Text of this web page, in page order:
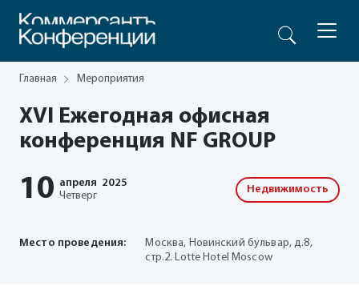
Главная Мероприятия
XVI Ежегодная офисная
конференция NF GROUP
10 апреля 2025
Четверг
Недвижимость
Место проведения:
Москва, Новинский бульвар, д.8,
стр.2. Lotte Hotel Moscow